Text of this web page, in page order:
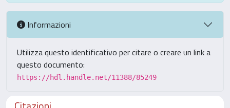
Informazioni
Utilizza questo identificativo per citare o creare un link a
questo documento:
https://hdl.handle.net/11388/85249